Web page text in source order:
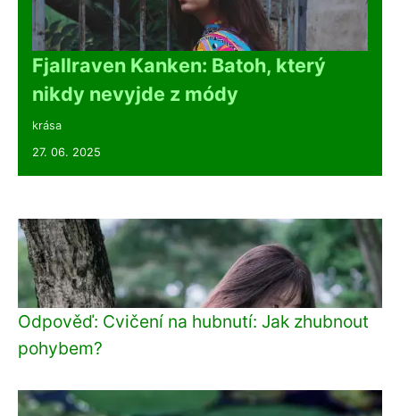
Fjallraven Kanken: Batoh, který
nikdy nevyjde z módy
krása
27. 06. 2025
Odpověď: Cvičení na hubnutí: Jak zhubnout
pohybem?